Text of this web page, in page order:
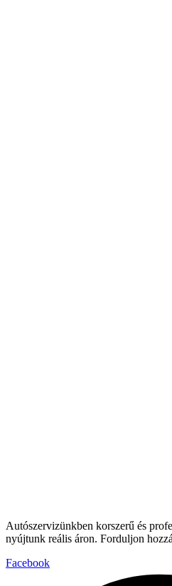
Autószervizünkben korszerű és
nyújtunk reális áron. Forduljon
Facebook